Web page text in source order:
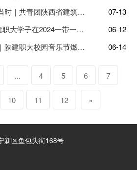
省建筑职工大学第七次代表大会顺利召开
07-13
暨金砖国家技能发展与技术创新大赛中荣获佳绩
06-12
职大校园音乐节燃情开唱
06-14
... 4 5 6 7
10 11 12 »
新区鱼包头街168号